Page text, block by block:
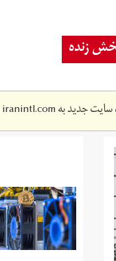
زنده
جدید بهiranintl.com